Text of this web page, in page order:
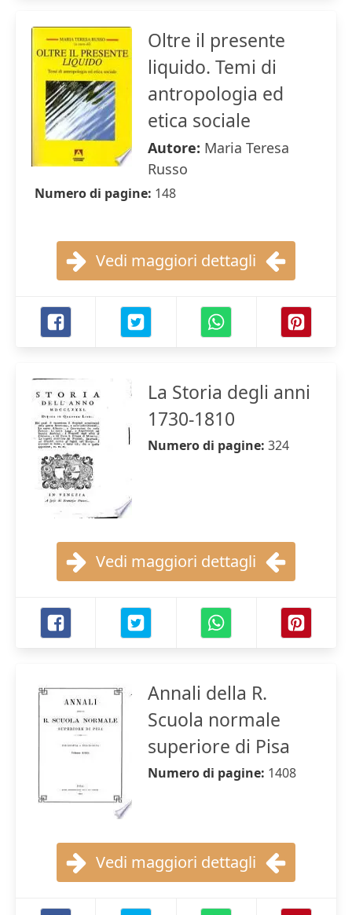
Oltre il presente
liquido. Temi di
antropologia ed
etica sociale
Autore: Maria Teresa
Russo
Numero di pagine: 148
Vedi maggiori dettagli
La Storia degli anni
1730-1810
Numero di pagine: 324
Vedi maggiori dettagli
Annali della R.
Scuola normale
superiore di Pisa
Numero di pagine: 1408
Vedi maggiori dettagli